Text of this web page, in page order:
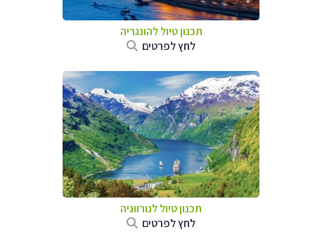
תכנון טיול להונגריה
לחץ לפרטים
תכנון טיול לנורווגיה
לחץ לפרטים